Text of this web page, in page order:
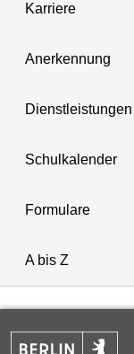
Karriere
Anerkennung
Dienstleistungen
Schulkalender
Formulare
A bis Z